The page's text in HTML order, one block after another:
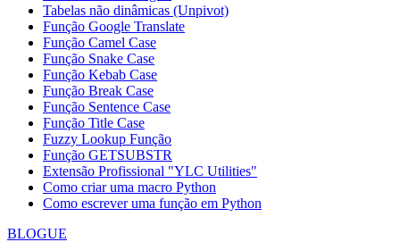
Tabelas não dinâmicas (Unpivot)
Função Google Translate
Função Camel Case
Função Snake Case
Função Kebab Case
Função Break Case
Função Sentence Case
Função Title Case
Fuzzy Lookup Função
Função GETSUBSTR
Extensão Profissional "YLC Utilities"
Como criar uma macro Python
Como escrever uma função em Python
BLOGUE